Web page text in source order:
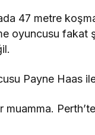
47 metre
oyuncusu fakat
Payne Haas